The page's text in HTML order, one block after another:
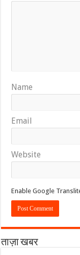
Name
Email
Website
Enable Google
ताज़ा खबर